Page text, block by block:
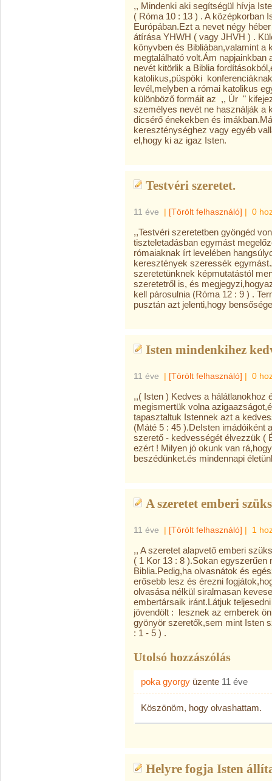
,, Mindenki aki segítségül hívja
( Róma 10 : 13 ) . A középkorban
Európában.Ezt a nevet négy
átírása YHWH ( vagy JHVH ) .
könyvben és Bibliában,valamint a
megtalálható volt.Ám
nevét kitörlik a Biblia
katolikus,püspöki
levél,melyben a római katolikus
különböző formáit az ,, Úr "
személyes nevét ne használják a
dicsérő énekekben és
kereszténységhez vagy egyéb
el,hogy ki az igaz Isten.
Testvéri szeretet.
11 éve | [Törölt felhasználó] | 0
,,Testvéri szeretetben gyöngéd
tiszteletadásban egymást
rómaiaknak írt levelében
keresztények szeressék
szeretetünknek képmutatástól
szeretetről is, és
kell párosulnia (Róma 12 : 9 ) .
pusztán azt jelenti,hogy
Isten mindenkihez
11 éve | [Törölt felhasználó] | 0
,,( Isten ) Kedves a hálátlanokhoz
megismertük volna
tapasztaltuk Istennek azt a
(Máté 5 : 45 ).DeIsten imádóiként
szerető - kedvességét élvezzük (
ezért ! Milyen jó okunk van
beszédünket.és mindennapi
A szeretet emberi
11 éve | [Törölt felhasználó] | 1
,, A szeretet alapvető emberi
( 1 Kor 13 : 8 ).Sokan egyszerűen
Biblia.Pedig,ha olvasnátok és
erősebb lesz és érezni
olvasása nélkül siralmasan
embertársaik iránt.Látjuk
jövendölt : lesznek az emberek
gyönyör szeretők,sem mint Isten
: 1 - 5 ) .
Utolsó hozzászólás
poka gyorgy üzente 11 éve
Köszönöm, hogy olvashattam.
Helyre fogja Isten